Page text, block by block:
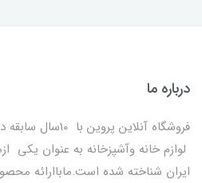
درباره ما
فروشگاه آنلاین
لوازم خانه وآشپزخانه به عنوان یکی
ایران شناخته شده است.ماباارائه